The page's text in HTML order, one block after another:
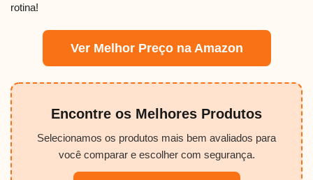
rotina!
Ver Melhor Preço na Amazon
Encontre os Melhores Produtos
Selecionamos os produtos mais bem avaliados para
você comparar e escolher com segurança.